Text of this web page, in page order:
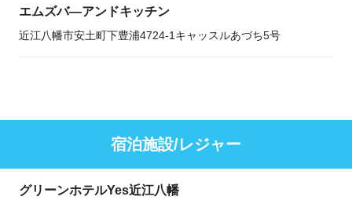
エムズバ―アンドキッチン
近江八幡市安土町下豊浦4724-1キャッスルあづち5号
宿泊施設/レジャー
グリーンホテルYes近江八幡